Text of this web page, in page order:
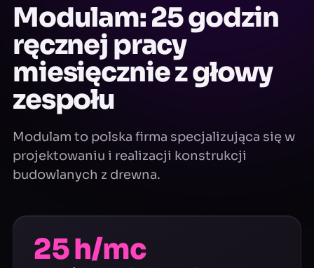
Modulam: 25 godzin
ręcznej pracy
miesięcznie z głowy
zespołu
Modulam to polska firma specjalizująca się w
projektowaniu i realizacji konstrukcji
budowlanych z drewna.
25 h/mc